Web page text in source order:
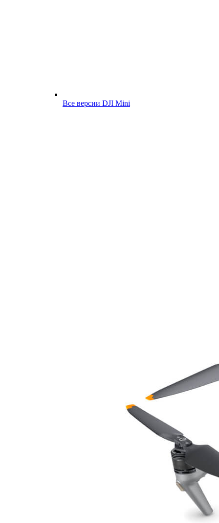
Все версии DJI Mini